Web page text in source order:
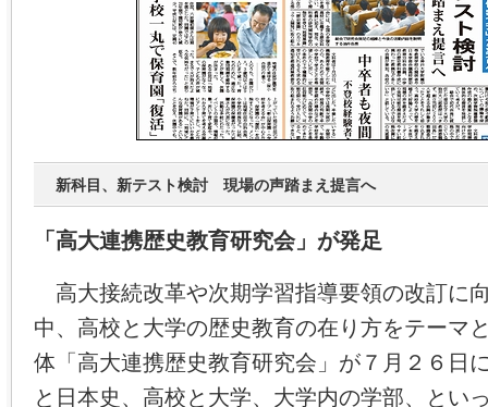
新科目、新テスト検討 現場の声踏まえ提言へ
「高大連携歴史教育研究会」が発足
高大接続改革や次期学習指導要領の改訂に
中、高校と大学の歴史教育の在り方をテーマ
体「高大連携歴史教育研究会」が７月２６日
と日本史、高校と大学、大学内の学部、とい